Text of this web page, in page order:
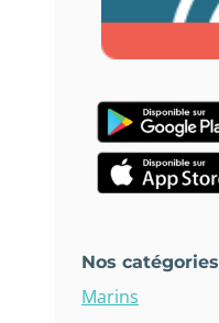
Nos catégories
Marins